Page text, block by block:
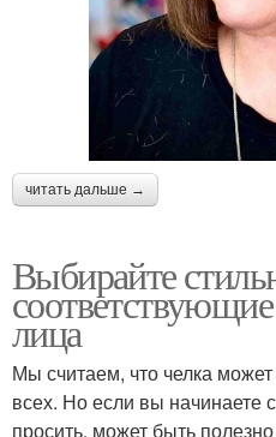
читать дальше →
Выбирайте
лица
Мы считаем, что челка
всех. Но если вы начинаете
просить, может быть